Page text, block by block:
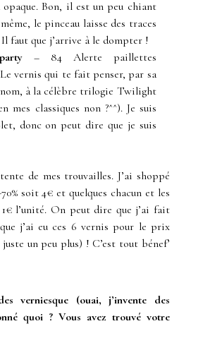
Bon, il est un peu chiant
le pinceau laisse des traces
Il faut que j’arrive à le dompter !
– 84 Alerte paillettes
vernis qui te fait penser, par sa
à la célèbre trilogie Twilight
mes classiques non ?^^). Je suis
donc on peut dire que je suis
de mes trouvailles. J’ai shoppé
soit 4€ et quelques chacun et les
l’unité. On peut dire que j’ai fait
j’ai eu ces 6 vernis pour le prix
un peu plus) ! C’est tout bénef’
verniesque (ouai, j’invente des
quoi ? Vous avez trouvé votre